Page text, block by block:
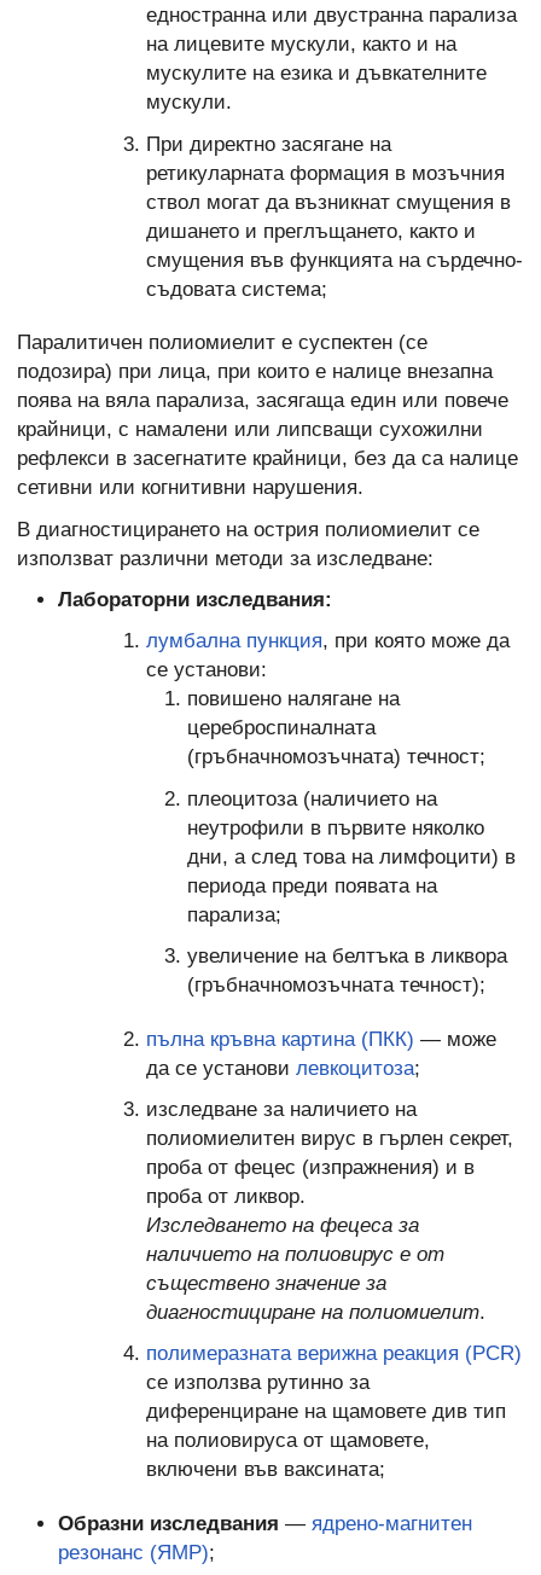
едностранна или двустранна парализа
на лицевите мускули, както и на
мускулите на езика и дъвкателните
мускули.
При директно засягане на
ретикуларната формация в мозъчния
ствол могат да възникнат смущения в
дишането и преглъщането, както и
смущения във функцията на сърдечно-
съдовата система;
Паралитичен полиомиелит е суспектен (се
подозира) при лица, при които е налице внезапна
поява на вяла парализа, засягаща един или повече
крайници, с намалени или липсващи сухожилни
рефлекси в засегнатите крайници, без да са налице
сетивни или когнитивни нарушения.
В диагностицирането на острия полиомиелит се
използват различни методи за изследване:
Лабораторни изследвания:
лумбална пункция, при която може да
се установи:
повишено налягане на
цереброспиналната
(гръбначномозъчната) течност;
плеоцитоза (наличието на
неутрофили в първите няколко
дни, а след това на лимфоцити) в
периода преди появата на
парализа;
увеличение на белтъка в ликвора
(гръбначномозъчната течност);
пълна кръвна картина (ПКК) — може
да се установилевкоцитоза;
изследване за наличието на
полиомиелитен вирус в гърлен секрет,
проба от фецес (изпражнения) и в
проба от ликвор.
Изследването на фецеса за
наличието на полиовирус е от
съществено значение за
диагностициране на полиомиелит.
полимеразната верижна реакция (PCR)
се използва рутинно за
диференциране на щамовете див тип
на полиовируса от щамовете,
включени във ваксината;
Образни изследвания — ядрено-магнитен
резонанс (ЯМР);